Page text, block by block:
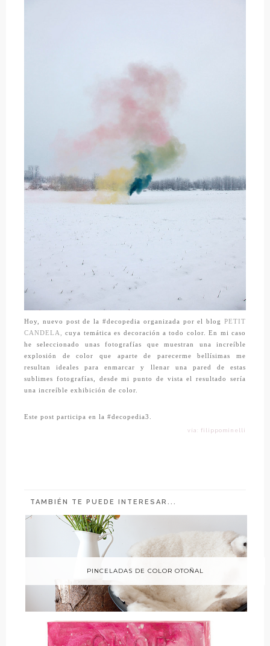
Hoy, nuevo post de la #decopedia organizada por el blog PETIT
CANDELA,
cuya temática es decoración a todo color. En mi caso
he seleccionado unas fotografías que muestran una increíble
explosión de color que aparte de parecerme bellísimas me
resultan ideales para enmarcar y llenar una pared de estas
sublimes fotografías, desde mi punto de vista el resultado sería
una increíble exhibición de color.
Este post participa en la #decopedia3.
vía: filippominelli
TAMBIÉN TE PUEDE INTERESAR...
PINCELADAS DE COLOR OTOÑAL